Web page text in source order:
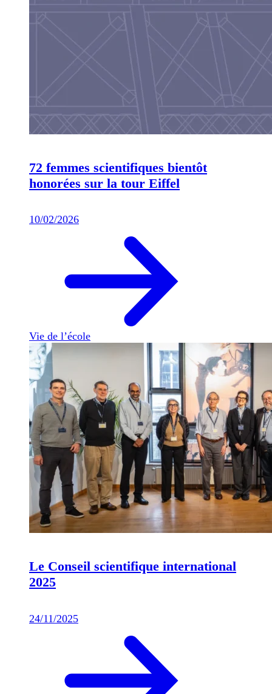
72 femmes scientifiques bientôt
honorées sur la tour Eiffel
10/02/2026
Vie de l’école
Le Conseil scientifique international
2025
24/11/2025